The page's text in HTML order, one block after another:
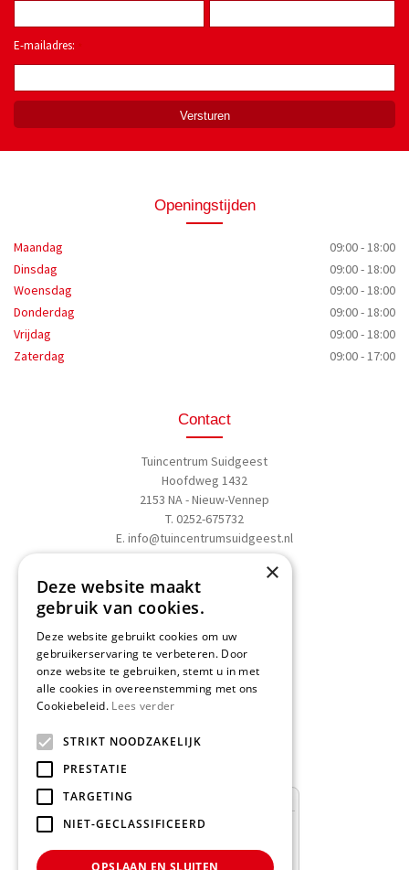
E-mailadres:
Openingstijden
Maandag
09:00 - 18:00
Dinsdag
09:00 - 18:00
Woensdag
09:00 - 18:00
Donderdag
09:00 - 18:00
Vrijdag
09:00 - 18:00
Zaterdag
09:00 - 17:00
Contact
Tuincentrum Suidgeest
Hoofdweg 1432
2153 NA - Nieuw-Vennep
T. 0252-675732
E. info@tuincentrumsuidgeest.nl
Schrijf een recensie
Nationale Tuinbon t.w.v. € 25,-!
×
Deze website maakt
gebruik van cookies.
Deze website gebruikt cookies om uw
gebruikerservaring te verbeteren. Door
onze website te gebruiken, stemt u in met
alle cookies in overeenstemming met ons
Cookiebeleid. Lees verder
STRIKT NOODZAKELIJK
PRESTATIE
TARGETING
NIET-GECLASSIFICEERD
OPSLAAN EN SLUITEN